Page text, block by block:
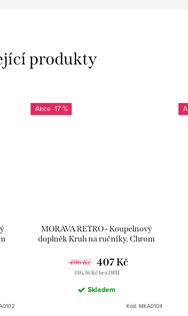
produkty
-17 %
MORAVA RETRO - Koupelnový
doplněk Kruh na ručníky, Chrom
496 Kč
336,36 Kč bez DPH
407 Kč
Skladem
Kód: MKA0104